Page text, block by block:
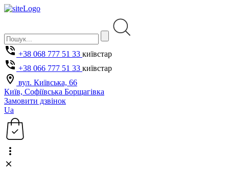
+38 068 777 51 33 київстар
+38 066 777 51 33 київстар
вул. Київська, 66
Київ, Софіївська Борщагівка
Замовити дзвінок
Ua